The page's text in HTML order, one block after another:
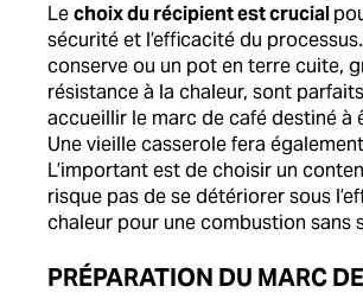
Lechoix du récipient est crucial
sécurité et l’efficacité du
conserve ou un pot en terre cuite,
résistance à la chaleur, sont
accueillir le marc de café destiné à
Une vieille casserole fera
L’important est de choisir un
risque pas de se détériorer sous
chaleur pour une combustion sans
PRÉPARATION DU MARC